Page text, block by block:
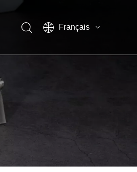
Français
العربية